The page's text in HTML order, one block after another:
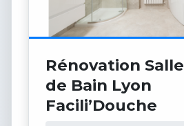
Rénovation Salle
de Bain Lyon
Facili’Douche